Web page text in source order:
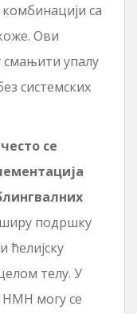
са
Ови
упалу
системских
се
подршку
телу. У
НМН могу се